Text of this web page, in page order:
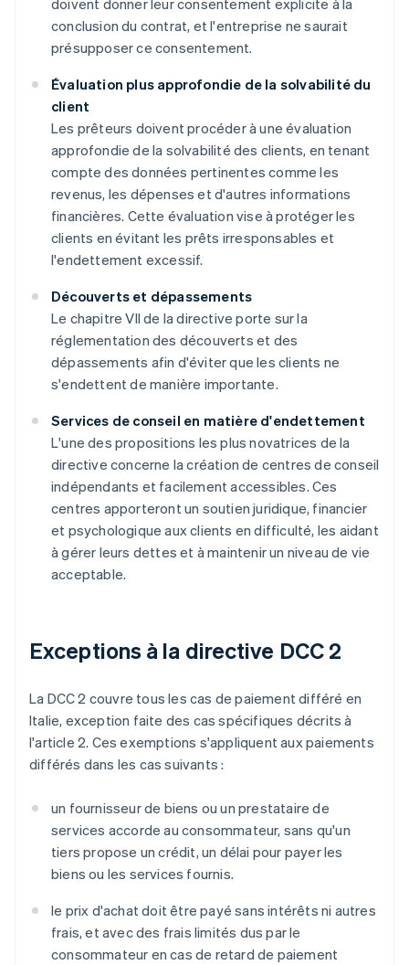
doivent donner leur consentement explicite à la
conclusion du contrat, et l'entreprise ne saurait
présupposer ce consentement.
Évaluation plus approfondie de la solvabilité du
client
Les prêteurs doivent procéder à une évaluation
approfondie de la solvabilité des clients, en tenant
compte des données pertinentes comme les
revenus, les dépenses et d'autres informations
financières. Cette évaluation vise à protéger les
clients en évitant les prêts irresponsables et
l'endettement excessif.
Découverts et dépassements
Le chapitre VII de la directive porte sur la
réglementation des découverts et des
dépassements afin d'éviter que les clients ne
s'endettent de manière importante.
Services de conseil en matière d'endettement
L'une des propositions les plus novatrices de la
directive concerne la création de centres de conseil
indépendants et facilement accessibles. Ces
centres apporteront un soutien juridique, financier
et psychologique aux clients en difficulté, les aidant
à gérer leurs dettes et à maintenir un niveau de vie
acceptable.
Exceptions à la directive DCC 2
La DCC 2 couvre tous les cas de paiement différé en
Italie, exception faite des cas spécifiques décrits à
l'article 2. Ces exemptions s'appliquent aux paiements
différés dans les cas suivants :
un fournisseur de biens ou un prestataire de
services accorde au consommateur, sans qu'un
tiers propose un crédit, un délai pour payer les
biens ou les services fournis.
le prix d'achat doit être payé sans intérêts ni autres
frais, et avec des frais limités dus par le
consommateur en cas de retard de paiement